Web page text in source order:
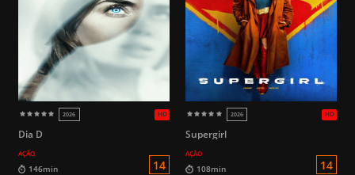
10
Dia D
AÇÃO
Supergirl
AÇÃO